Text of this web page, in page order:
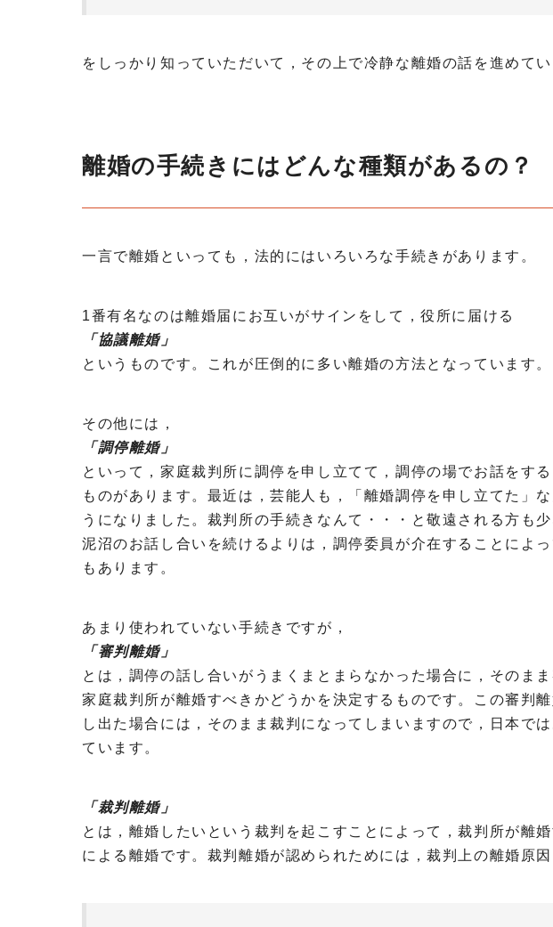
をしっかり知っていただいて，その上で冷静な離婚の話を進めて
離婚の手続きにはどんな種類があるの？
一言で離婚といっても，法的にはいろいろな手続きがあります。
1番有名なのは離婚届にお互いがサインをして，役所に届ける
「協議離婚」
というものです。これが圧倒的に多い離婚の方法となっています。
その他には，
「調停離婚」
といって，家庭裁判所に調停を申し立てて，調停の場でお話をす
ものがあります。最近は，芸能人も，「離婚調停を申し立てた」
うになりました。裁判所の手続きなんて・・・と敬遠される方も
泥沼のお話し合いを続けるよりは，調停委員が介在することによ
もあります。
あまり使われていない手続きですが，
「審判離婚」
とは，調停の話し合いがうまくまとまらなかった場合に，そのま
家庭裁判所が離婚すべきかどうかを決定するものです。この審判
し出た場合には，そのまま裁判になってしまいますので，日本で
ています。
「裁判離婚」
とは，離婚したいという裁判を起こすことによって，裁判所が離
による離婚です。裁判離婚が認められためには，裁判上の離婚原因